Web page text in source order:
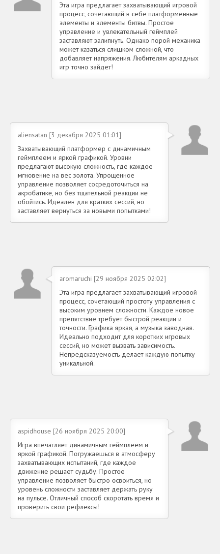
Эта игра предлагает захватывающий игровой
процесс, сочетающий в себе платформенные
элементы и элементы битвы. Простое
управление и увлекательный геймплей
заставляют залипнуть. Однако порой механика
может казаться слишком сложной, что
добавляет напряжения. Любителям аркадных
игр точно зайдет!
aliensatan [3 декабря 2025 01:01]
Захватывающий платформер с динамичным
геймплеем и яркой графикой. Уровни
предлагают высокую сложность, где каждое
мгновение на вес золота. Упрощенное
управление позволяет сосредоточиться на
акробатике, но без тщательной реакции не
обойтись. Идеален для кратких сессий, но
заставляет вернуться за новыми попытками!
aromaruchi [29 ноября 2025 02:02]
Эта игра предлагает захватывающий игровой
процесс, сочетающий простоту управления с
высоким уровнем сложности. Каждое новое
препятствие требует быстрой реакции и
точности. Графика яркая, а музыка заводная.
Идеально подходит для коротких игровых
сессий, но может вызвать зависимость.
Непредсказуемость делает каждую попытку
уникальной.
aspidhouse [26 ноября 2025 20:00]
Игра впечатляет динамичным геймплеем и
яркой графикой. Погружаешься в атмосферу
захватывающих испытаний, где каждое
движение решает судьбу. Простое
управление позволяет быстро освоиться, но
уровень сложности заставляет держать руку
на пульсе. Отличный способ скоротать время и
проверить свои рефлексы!